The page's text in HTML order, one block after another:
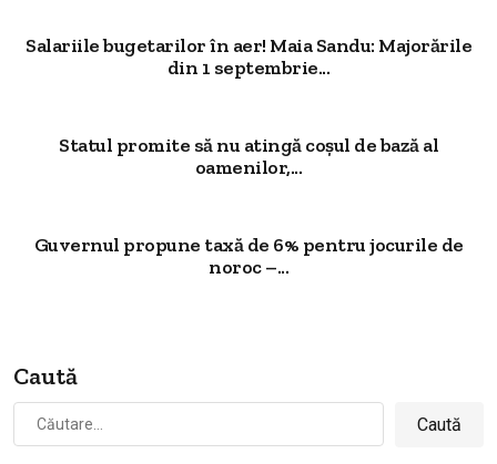
Salariile bugetarilor în aer! Maia Sandu: Majorările
din 1 septembrie...
Statul promite să nu atingă coșul de bază al
oamenilor,...
Guvernul propune taxă de 6% pentru jocurile de
noroc –...
Caută
Caută
după: